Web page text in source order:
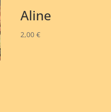
Aline
2,00€